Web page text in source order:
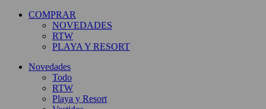
COMPRAR
NOVEDADES
RTW
PLAYA Y RESORT
Novedades
Todo
RTW
Playa y Resort